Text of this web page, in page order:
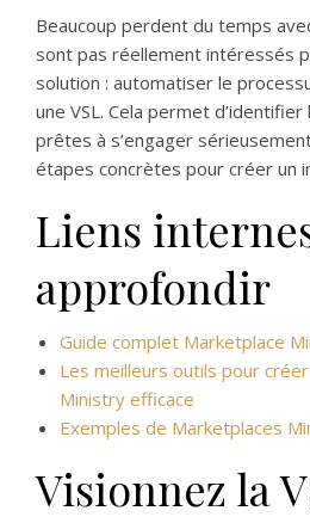
Beaucoup perdent du temps
sont pas réellement intéressés
solution : automatiser le
une VSL. Cela permet
prêtes à s’engager
étapes concrètes pour créer un
Liens
approfondir
Guide complet Marketplace
Les meilleurs outils pour
Ministry efficace
Exemples de Marketplaces
Visionnez la